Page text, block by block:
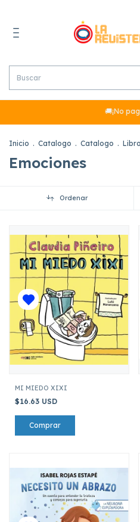
🚚¡No
Inicio . Catalogo . Catalogo .
Emociones
Ordenar
MI MIEDO XIXI
$16.63 USD